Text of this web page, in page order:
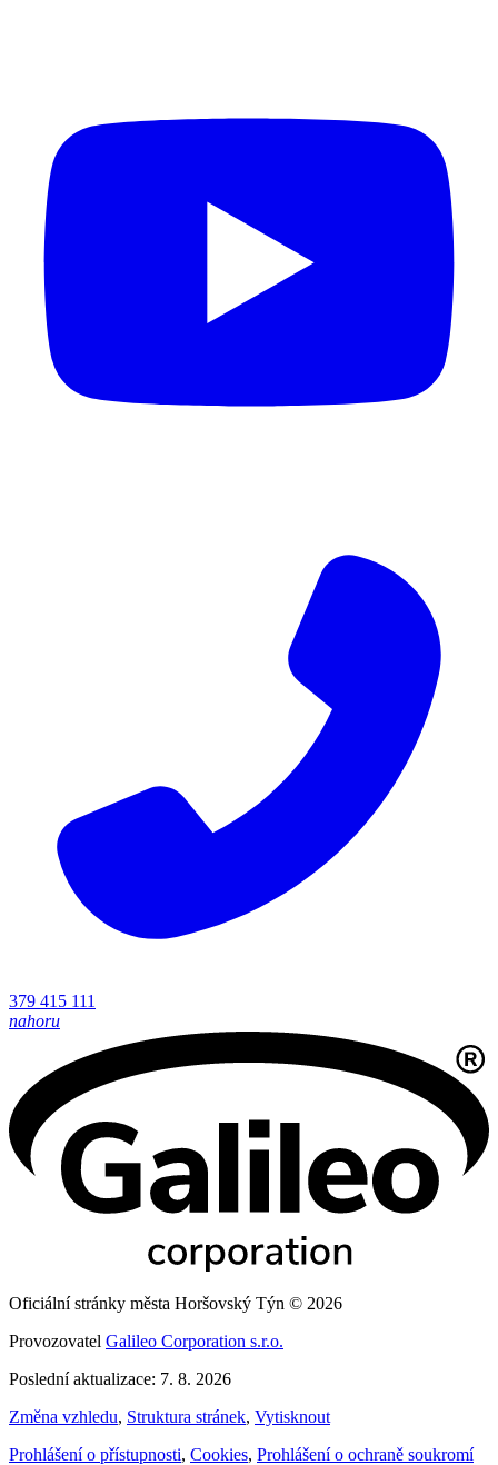
379 415 111
nahoru
Oficiální stránky města Horšovský Týn © 2026
Provozovatel Galileo Corporation s.r.o.
Poslední aktualizace: 7. 8. 2026
Změna vzhledu, Struktura stránek, Vytisknout
Prohlášení o přístupnosti, Cookies, Prohlášení o ochraně soukromí